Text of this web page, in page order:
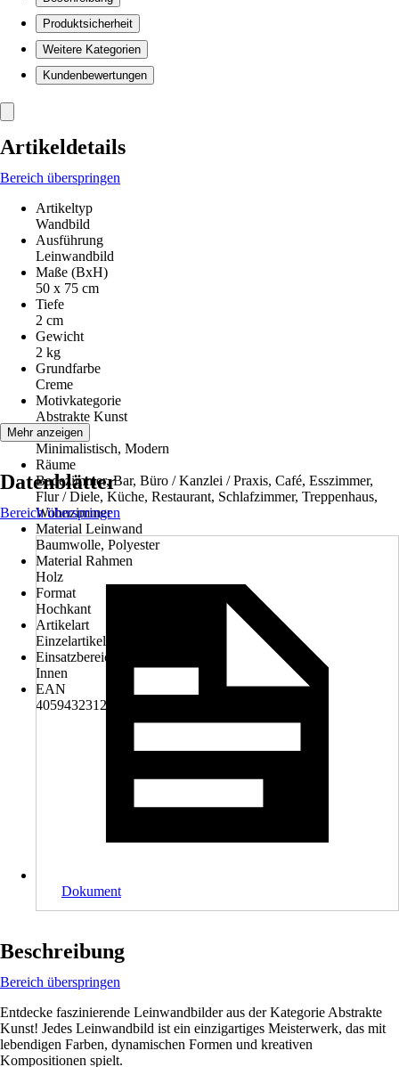
Produktsicherheit
Weitere Kategorien
Kundenbewertungen
Artikeldetails
Bereich überspringen
Artikeltyp
Wandbild
Ausführung
Leinwandbild
Maße (BxH)
50 x 75 cm
Tiefe
2 cm
Gewicht
2 kg
Grundfarbe
Creme
Motivkategorie
Abstrakte Kunst
Stilwelt
Minimalistisch, Modern
Räume
Badezimmer, Bar, Büro / Kanzlei / Praxis, Café, Esszimmer,
Flur / Diele, Küche, Restaurant, Schlafzimmer, Treppenhaus,
Wohnzimmer
Material Leinwand
Baumwolle, Polyester
Material Rahmen
Holz
Format
Hochkant
Artikelart
Einzelartikel
Einsatzbereich
Innen
EAN
4059432312287
Mehr anzeigen
Datenblätter
Bereich überspringen
Dokument
Beschreibung
Bereich überspringen
Entdecke faszinierende Leinwandbilder aus der Kategorie Abstrakte
Kunst! Jedes Leinwandbild ist ein einzigartiges Meisterwerk, das mit
lebendigen Farben, dynamischen Formen und kreativen
Kompositionen spielt.